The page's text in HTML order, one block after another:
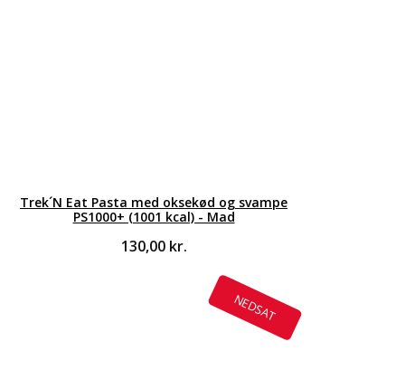
Trek´N Eat Pasta med oksekød og svampe
PS1000+ (1001 kcal) - Mad
130,00 kr.
NEDSAT